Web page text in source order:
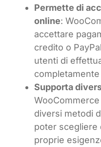
Permette di
online:
accettare
credito o
utenti di
Supporta
diversi metodi
poter scegliere
proprie